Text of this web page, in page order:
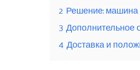
2 Решение: машина
3Дополнительное
4Доставка и